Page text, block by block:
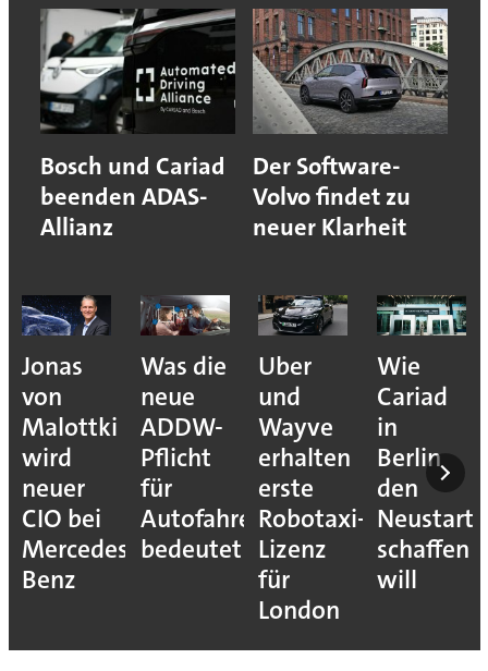
Bosch und Cariad
beenden ADAS-
Allianz
Der Software-
Volvo findet zu
neuer Klarheit
Jonas
von
Malottki
wird
neuer
CIO bei
Mercedes-
Benz
Was die
neue
ADDW-
Pflicht
für
Autofahrer
bedeutet
Uber
und
Wayve
erhalten
erste
Robotaxi-
Lizenz
für
London
Wie
Cariad
in
Berlin
den
Neustart
schaffen
will